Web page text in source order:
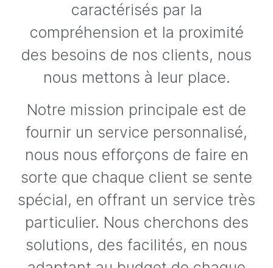
caractérisés par la
compréhension et la proximité
des besoins de nos clients, nous
nous mettons à leur place.
Notre mission principale est de
fournir un service personnalisé,
nous nous efforçons de faire en
sorte que chaque client se sente
spécial, en offrant un service très
particulier. Nous cherchons des
solutions, des facilités, en nous